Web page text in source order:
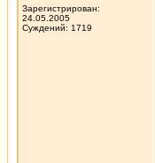
Зарегистрирован:
24.05.2005
Суждений: 1719